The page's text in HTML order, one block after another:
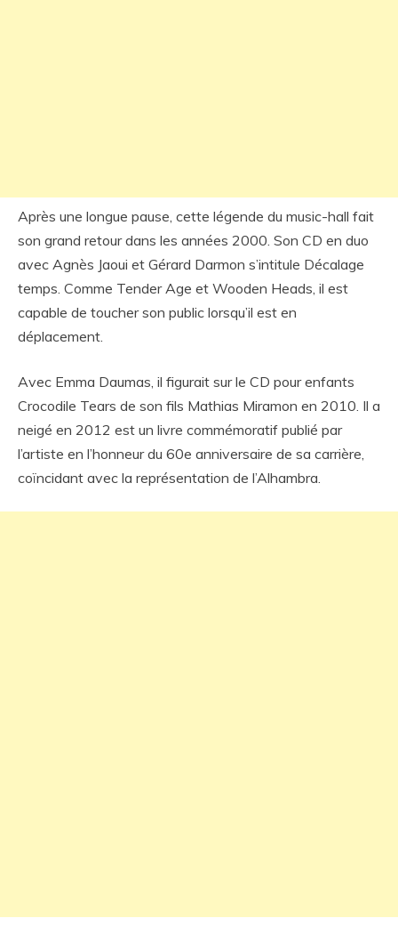
Après une longue pause, cette légende du music-hall fait
son grand retour dans les années 2000. Son CD en duo
avec Agnès Jaoui et Gérard Darmon s’intitule Décalage
temps. Comme Tender Age et Wooden Heads, il est
capable de toucher son public lorsqu’il est en
déplacement.
Avec Emma Daumas, il figurait sur le CD pour enfants
Crocodile Tears de son fils Mathias Miramon en 2010. Il a
neigé en 2012 est un livre commémoratif publié par
l’artiste en l’honneur du 60e anniversaire de sa carrière,
coïncidant avec la représentation de l’Alhambra.